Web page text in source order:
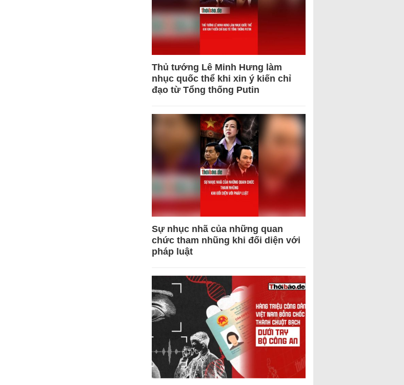
Thủ tướng Lê Minh Hưng làm
nhục quốc thể khi xin ý kiến chỉ
đạo từ Tổng thống Putin
Sự nhục nhã của những quan
chức tham nhũng khi đối diện với
pháp luật